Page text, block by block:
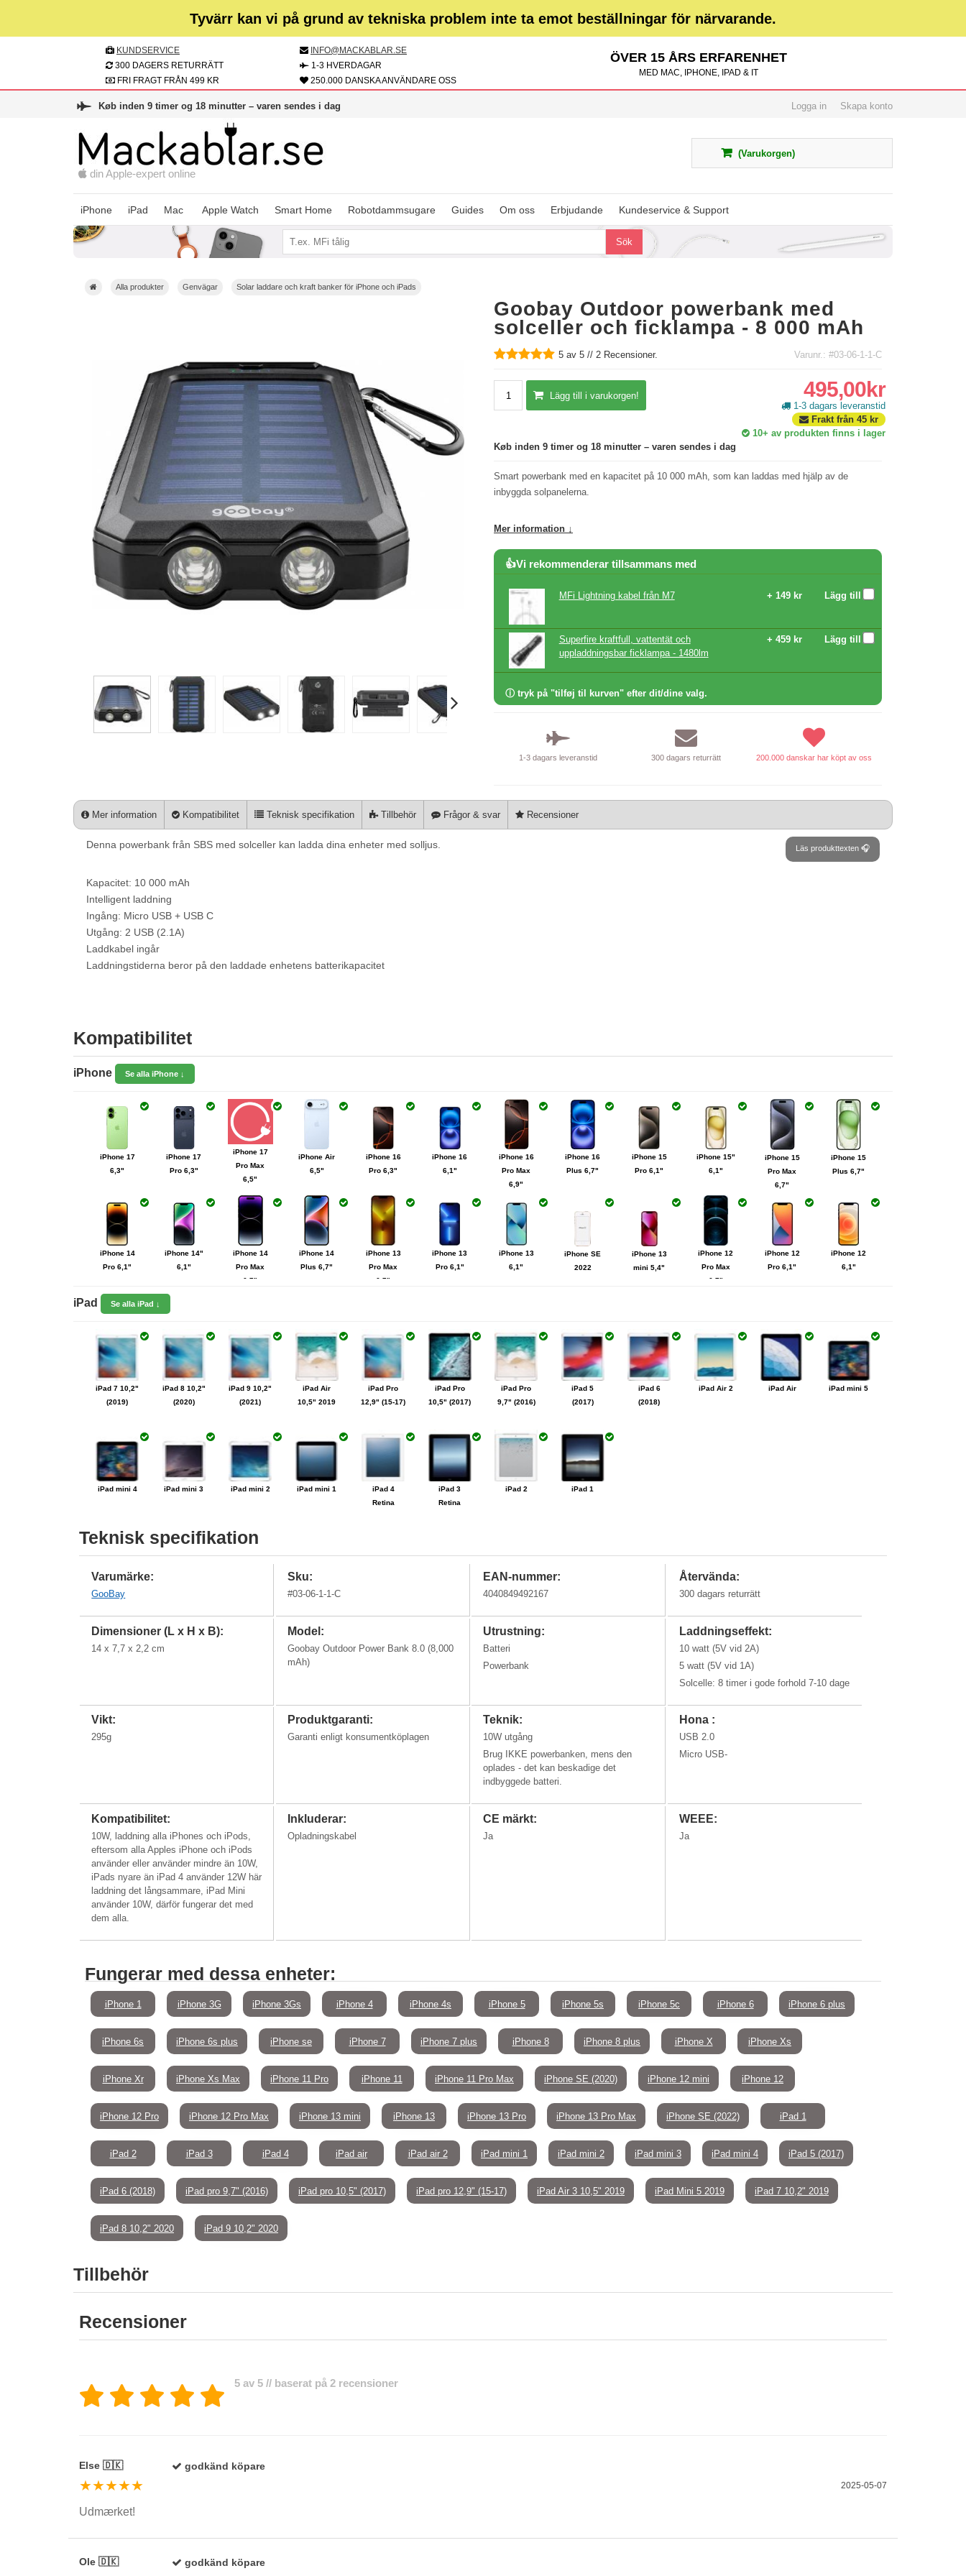
Tyvärr kan vi på grund av tekniska problem inte ta emot beställningar för närvarande.
KUNDSERVICE
INFO@MACKABLAR.SE
300 DAGERS RETURRÄTT
1-3 HVERDAGAR
FRI FRAGT FRÅN 499 KR
250.000 DANSKA ANVÄNDARE OSS
ÖVER 15 ÅRS ERFARENHET
MED MAC, IPHONE, IPAD & IT
Køb inden 9 timer og 18 minutter – varen sendes i dag Logga in Skapa konto
din Apple-expert online
iPhone iPad Mac Apple Watch Smart Home Robotdammsugare Guides Om oss Erbjudande Kundeservice & Support
(Varukorgen)
Alla produkter Genvägar Solar laddare och kraft banker för iPhone och iPads
Goobay Outdoor powerbank med
solceller och ficklampa - 8 000 mAh
5 av 5 // 2 Recensioner. Varunr.: #03-06-1-1-C
Lägg till i varukorgen! 495,00kr
1-3 dagars leveranstid
Frakt från 45 kr
10+ av produkten finns i lager
Køb inden 9 timer og 18 minutter – varen sendes i dag
Smart powerbank med en kapacitet på 10 000 mAh, som kan laddas med hjälp av de
inbyggda solpanelerna.
Mer information ↓
👍Vi rekommenderar tillsammans med
MFi Lightning kabel från M7 + 149 kr Lägg till
Superfire kraftfull, vattentät och
uppladdningsbar ficklampa - 1480lm
+ 459 kr Lägg till
ⓘ tryk på "tilføj til kurven" efter dit/dine valg.
1-3 dagars leveranstid 300 dagars returrätt 200.000 danskar har köpt av oss
Mer information Kompatibilitet Teknisk specifikation Tillbehör Frågor & svar Recensioner
Läs produkttexten 🎧
Denna powerbank från SBS med solceller kan ladda dina enheter med solljus.
Kapacitet: 10 000 mAh
Intelligent laddning
Ingång: Micro USB + USB C
Utgång: 2 USB (2.1A)
Laddkabel ingår
Laddningstiderna beror på den laddade enhetens batterikapacitet
Kompatibilitet
iPhone Se alla iPhone ↓
Plus
iPhone 6s
Plus
iPhone SE
iPhone 8
iPhone 8
Plus
iPhone X /
10
iPhone Xr
iPhone Xs
iPhone Xs
Max
iPhone 11
Pro
iPhone 11
iPhone 11
Pro Max
iPhone SE
2020
iPhone 12
mini 5,4"
iPhone 12
6,1"
iPhone 12
Pro 6,1"
iPhone 12
Pro Max
6,7"
iPhone 13
mini 5,4"
iPhone SE
2022
iPhone 13
6,1"
iPhone 13
Pro 6,1"
iPhone 13
Pro Max
6,7"
iPhone 14
Plus 6,7"
iPhone 14
Pro Max
6,7"
iPhone 14"
6,1"
iPhone 14
Pro 6,1"
iPhone 15
Plus 6,7"
iPhone 15
Pro Max
6,7"
iPhone 15"
6,1"
iPhone 15
Pro 6,1"
iPhone 16
Plus 6,7"
iPhone 16
Pro Max
6,9"
iPhone 16
6,1"
iPhone 16
Pro 6,3"
iPhone Air
6,5"
iPhone 17
Pro Max
6,5"
iPhone 17
Pro 6,3"
iPhone 17
6,3"
iPad Se alla iPad ↓
iPad 1
iPad 2
iPad 3
Retina
iPad 4
Retina
iPad mini 5
iPad mini 1
iPad mini 2
iPad mini 3
iPad mini 4
iPad Air
iPad Air 2
iPad 5
(2017)
iPad 6
(2018)
iPad Pro
9,7" (2016)
iPad Pro
10,5" (2017)
iPad Pro
12,9" (15-17)
iPad Air
10,5" 2019
iPad 7 10,2"
(2019)
iPad 8 10,2"
(2020)
iPad 9 10,2"
(2021)
Teknisk specifikation
Varumärke:
GooBay
Sku:
#03-06-1-1-C
EAN-nummer:
4040849492167
Återvända:
300 dagars returrätt
Dimensioner (L x H x B):
14 x 7,7 x 2,2 cm
Model:
Goobay Outdoor Power Bank 8.0 (8,000
mAh)
Utrustning:
Batteri
Powerbank
Laddningseffekt:
10 watt (5V vid 2A)
5 watt (5V vid 1A)
Solcelle: 8 timer i gode forhold 7-10 dage
Vikt:
295g
Produktgaranti:
Garanti enligt konsumentköplagen
Teknik:
10W utgång
Brug IKKE powerbanken, mens den
oplades - det kan beskadige det
indbyggede batteri.
Hona :
USB 2.0
Micro USB-
Kompatibilitet:
10W, laddning alla iPhones och iPods,
eftersom alla Apples iPhone och iPods
använder eller använder mindre än 10W,
iPads nyare än iPad 4 använder 12W här
laddning det långsammare, iPad Mini
använder 10W, därför fungerar det med
dem alla.
Inkluderar:
Opladningskabel
CE märkt:
Ja
WEEE:
Ja
Fungerar med dessa enheter:
iPhone 1 iPhone 3G iPhone 3Gs iPhone 4 iPhone 4s iPhone 5 iPhone 5s iPhone 5c iPhone 6 iPhone 6 plus
iPhone 6s iPhone 6s plus iPhone se iPhone 7 iPhone 7 plus iPhone 8 iPhone 8 plus iPhone X iPhone Xs
iPhone Xr iPhone Xs Max iPhone 11 Pro iPhone 11 iPhone 11 Pro Max iPhone SE (2020) iPhone 12 mini iPhone 12
iPhone 12 Pro iPhone 12 Pro Max iPhone 13 mini iPhone 13 iPhone 13 Pro iPhone 13 Pro Max iPhone SE (2022) iPad 1
iPad 2 iPad 3 iPad 4 iPad air iPad air 2 iPad mini 1 iPad mini 2 iPad mini 3 iPad mini 4 iPad 5 (2017)
iPad 6 (2018) iPad pro 9,7" (2016) iPad pro 10,5" (2017) iPad pro 12,9" (15-17) iPad Air 3 10,5" 2019 iPad Mini 5 2019 iPad 7 10,2" 2019
iPad 8 10,2" 2020 iPad 9 10,2" 2020
Tillbehör
Recensioner
5 av 5 // baserat på 2 recensioner
Else 🇩🇰 godkänd köpare
★★★★★ 2025-05-07
Udmærket!
Ole 🇩🇰 godkänd köpare